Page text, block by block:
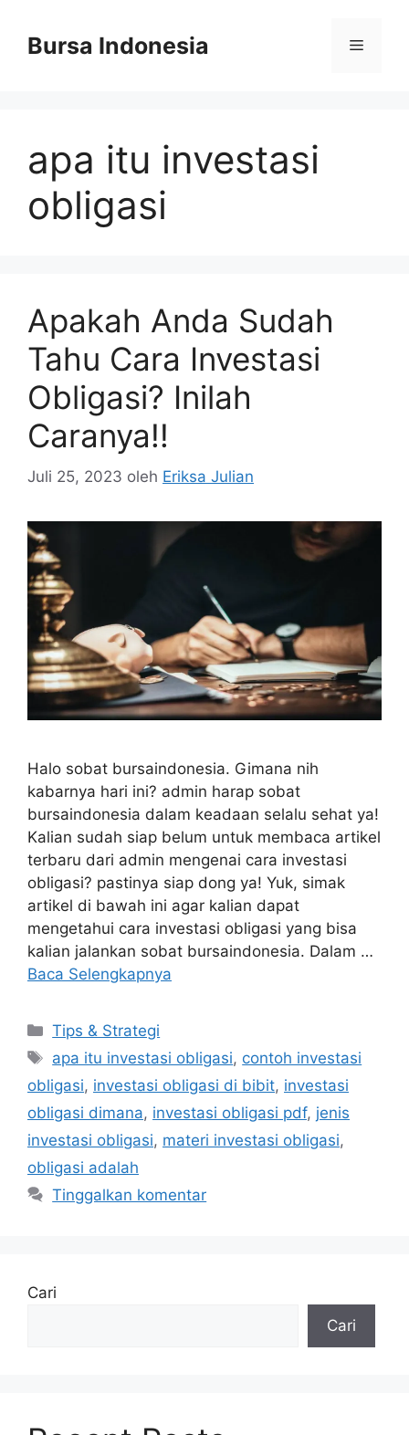
Bursa Indonesia Menu
apa itu investasi
obligasi
Apakah Anda Sudah
Tahu Cara Investasi
Obligasi? Inilah
Caranya!!
Juli 25, 2023 oleh Eriksa Julian
Halo sobat bursaindonesia. Gimana nih
kabarnya hari ini? admin harap sobat
bursaindonesia dalam keadaan selalu sehat ya!
Kalian sudah siap belum untuk membaca artikel
terbaru dari admin mengenai cara investasi
obligasi? pastinya siap dong ya! Yuk, simak
artikel di bawah ini agar kalian dapat
mengetahui cara investasi obligasi yang bisa
kalian jalankan sobat bursaindonesia. Dalam …
Baca Selengkapnya
Kategori
Tips & Strategi
Tag
apa itu investasi obligasi, contoh investasi
obligasi, investasi obligasi di bibit, investasi
obligasi dimana, investasi obligasi pdf, jenis
investasi obligasi, materi investasi obligasi,
obligasi adalah
Tinggalkan komentar
Cari
Cari